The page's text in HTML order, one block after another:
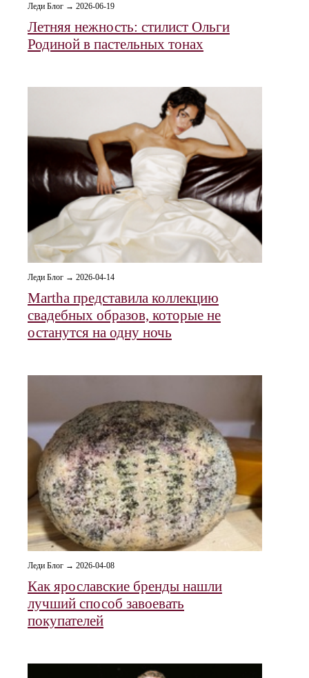
Леди Блог → 2026-06-19
Летняя нежность: стилист Ольги
Родиной в пастельных тонах
Леди Блог → 2026-04-14
Martha представила коллекцию
свадебных образов, которые не
останутся на одну ночь
Леди Блог → 2026-04-08
Как ярославские бренды нашли
лучший способ завоевать
покупателей